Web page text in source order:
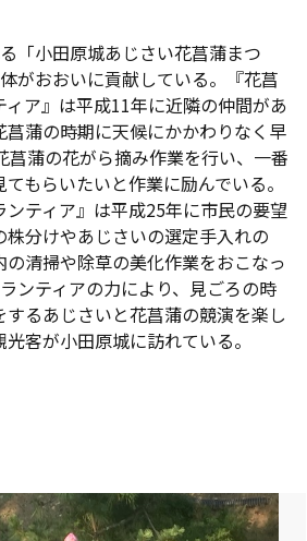
「小田原城あじさい花菖蒲まつ
がおおいに貢献している。『花菖
ア』は平成11年に近隣の仲間があ
蒲の時期に天候にかかわりなく早
菖蒲の花がら摘み作業を行い、一番
もらいたいと作業に励んでいる。
ンティア』は平成25年に市民の要望
分けやあじさいの選定手入れの
清掃や除草の美化作業をおこなっ
ンティアの力により、見ごろの時
るあじさいと花菖蒲の競演を楽し
客が小田原城に訪れている。